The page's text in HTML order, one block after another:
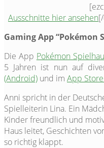
Ausschnitte hier ansehen
Gaming App “Pokémon
Die App Pokémon
5 Jahren ist nun auf
(Android) und im App
Anni spricht in der
Spielleiterin Lina. Ein
Kinder freundlich und
Haus leitet, Geschichten
so richtig klappt.